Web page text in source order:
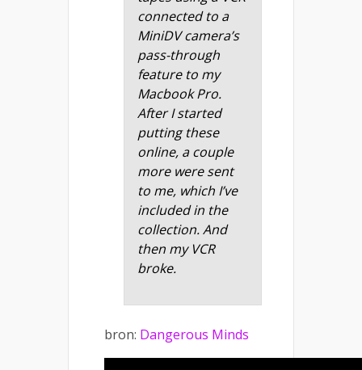
connected to a
MiniDV camera’s
pass-through
feature to my
Macbook Pro.
After I started
putting these
online, a couple
more were sent
to me, which I’ve
included in the
collection. And
then my VCR
broke.
bron: Dangerous Minds